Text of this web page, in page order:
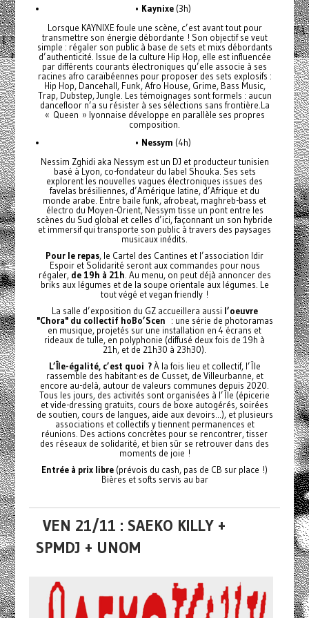
• Kaynixe (3h)
Lorsque KAYNIXE foule une scène, c’est avant tout pour
transmettre son énergie débordante ! Son objectif se veut
simple : régaler son public à base de sets et mixs débordants
d’authenticité. Issue de la culture Hip Hop, elle est influencée
par différents courants électroniques qu’elle associe à ses
racines afro caraïbéennes pour proposer des sets explosifs :
Hip Hop, Dancehall, Funk, Afro House, Grime, Bass Music,
Trap, Dubstep, Jungle. Les témoignages sont formels : aucun
dancefloor n’a su résister à ses sélections sans frontière.La
« Queen » lyonnaise développe en parallèle ses propres
composition.
• Nessym (4h)
Nessim Zghidi aka Nessym est un DJ et producteur tunisien
basé à Lyon, co-fondateur du label Shouka. Ses sets
explorent les nouvelles vagues électroniques issues des
favelas brésiliennes, d’Amérique latine, d’Afrique et du
monde arabe. Entre baile funk, afrobeat, maghreb-bass et
électro du Moyen-Orient, Nessym tisse un pont entre les
scènes du Sud global et celles d’ici, façonnant un son hybride
et immersif qui transporte son public à travers des paysages
musicaux inédits.
Pour le repas, le Cartel des Cantines et l’association Idir
Espoir et Solidarité seront aux commandes pour nous
régaler, de 19h à 21h . Au menu, on peut déjà annoncer des
briks aux légumes et de la soupe orientale aux légumes. Le
tout végé et vegan friendly !
La salle d’exposition du GZ accueillera aussi l’oeuvre
"Chora" du collectif hoBo’Scen
: une série de photoramas
en musique, projetés sur une installation en 4 écrans et
rideaux de tulle, en polyphonie (diffusé deux fois de 19h à
21h, et de 21h30 à 23h30).
L’Île-égalité, c’est quoi ?À la fois lieu et collectif, l’Île
rassemble des habitant·es de Cusset, de Villeurbanne, et
encore au-delà, autour de valeurs communes depuis 2020.
Tous les jours, des activités sont organisées à l’Île (épicerie
et vide-dressing gratuits, cours de boxe autogérés, soirées
de soutien, cours de langues, aide aux devoirs...), et plusieurs
associations et collectifs y tiennent permanences et
réunions. Des actions concrètes pour se rencontrer, tisser
des réseaux de solidarité, et bien sûr se retrouver dans des
moments de joie !
Entrée à prix libre (prévois du cash, pas de CB sur place !)
Bières et softs servis au bar
VEN 21/11 : SAEKO KILLY +
SPMDJ + UNOM